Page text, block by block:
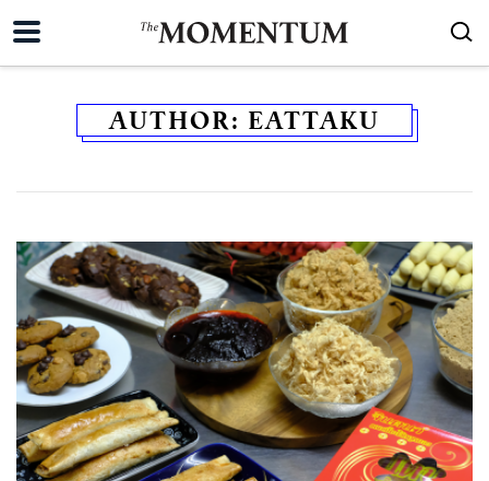
AUTHOR: EATTAKU